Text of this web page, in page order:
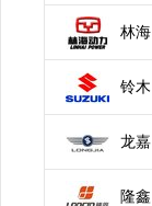
林海
铃木
龙嘉
隆鑫